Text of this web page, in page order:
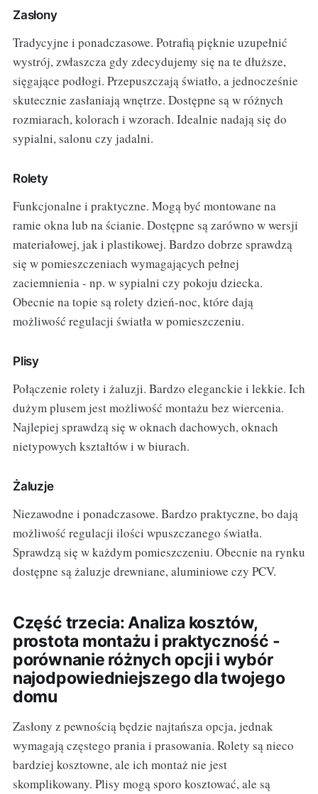
Zasłony
Tradycyjne i ponadczasowe. Potrafią pięknie uzupełnić
wystrój, zwłaszcza gdy zdecydujemy się na te dłuższe,
sięgające podłogi. Przepuszczają światło, a jednocześnie
skutecznie zasłaniają wnętrze. Dostępne są w różnych
rozmiarach, kolorach i wzorach. Idealnie nadają się do
sypialni, salonu czy jadalni.
Rolety
Funkcjonalne i praktyczne. Mogą być montowane na
ramie okna lub na ścianie. Dostępne są zarówno w wersji
materiałowej, jak i plastikowej. Bardzo dobrze sprawdzą
się w pomieszczeniach wymagających pełnej
zaciemnienia - np. w sypialni czy pokoju dziecka.
Obecnie na topie są rolety dzień-noc, które dają
możliwość regulacji światła w pomieszczeniu.
Plisy
Połączenie rolety i żaluzji. Bardzo eleganckie i lekkie. Ich
dużym plusem jest możliwość montażu bez wiercenia.
Najlepiej sprawdzą się w oknach dachowych, oknach
nietypowych kształtów i w biurach.
Żaluzje
Niezawodne i ponadczasowe. Bardzo praktyczne, bo dają
możliwość regulacji ilości wpuszczanego światła.
Sprawdzą się w każdym pomieszczeniu. Obecnie na rynku
dostępne są żaluzje drewniane, aluminiowe czy PCV.
Część trzecia: Analiza kosztów,
prostota montażu i praktyczność -
porównanie różnych opcji i wybór
najodpowiedniejszego dla twojego
domu
Zasłony z pewnością będzie najtańsza opcja, jednak
wymagają częstego prania i prasowania. Rolety są nieco
bardziej kosztowne, ale ich montaż nie jest
skomplikowany. Plisy mogą sporo kosztować, ale są